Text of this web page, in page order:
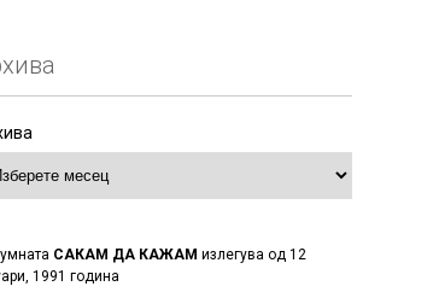
САКАМ ДА КАЖАМ излегува од 12
1991 година